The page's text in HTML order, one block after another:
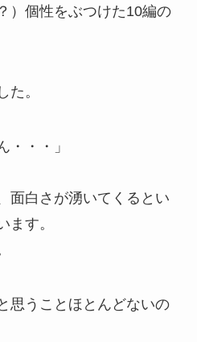
）個性をぶつけた10編の
た。
・・・」
面白さが湧いてくるとい
ます。
思うことほとんどないの